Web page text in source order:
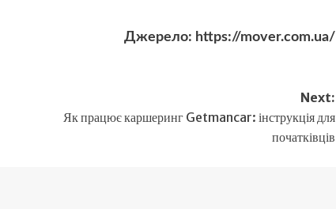
Джерело: https://mover.com.ua/
Next:
Як працює каршеринг Getmancar: інструкція для
початківців